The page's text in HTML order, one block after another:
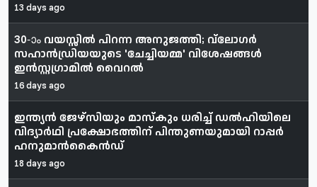
13 days ago
30-ാം വയസ്സിൽ പിറന്ന അനുജത്തി; വ്ലോഗർ
സഹാൻഡ്രിയയുടെ 'ചേച്ചിയമ്മ' വിശേഷങ്ങൾ
ഇൻസ്റ്റഗ്രാമിൽ വൈറൽ
16 days ago
ഇന്ത്യൻ ജേഴ്‌സിയും മാസ്‌കും ധരിച്ച് ഡൽഹിയിലെ
വിദ്യാർഥി പ്രക്ഷോഭത്തിന് പിന്തുണയുമായി റാപ്പർ
ഹനുമാൻകൈൻഡ്
18 days ago